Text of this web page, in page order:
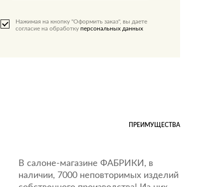
Нажимая на кнопку "Оформить заказ", вы даете
согласие на обработку персональных данных
ПРЕИМУЩЕСТВА
В салоне-магазине ФАБРИКИ, в
наличии, 7000 неповторимых изделий